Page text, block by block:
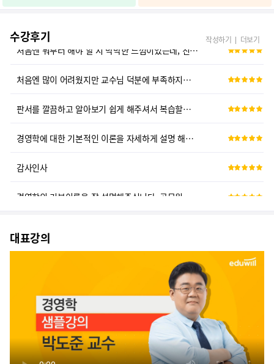
수강후기 작성하기 더보기
기출 문제의 흐름이나 중요한 문제들을 한번에 파악 할 수 있어서 너무 좋...
문제 하나하나 설명을 잘 해주십니다. 이론 복습에도 효과적이여서 다시 머...
판서 정리를 너무 잘 해주셔서 이해도 잘 되고 다른 강의보다 월등히 좋다...
경영학 강의의 기본적인 개념을 잘 파악해주시고, 문제의 문항별로 세세하게...
대표강의